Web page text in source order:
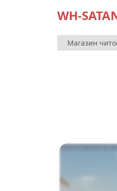
WH-
Магазин